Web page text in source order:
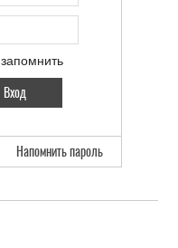
запомнить
Напомнить пароль